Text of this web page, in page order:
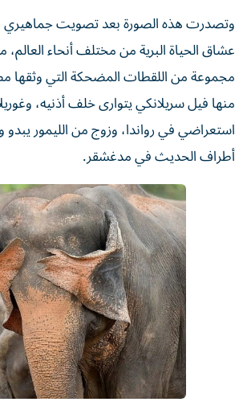
وتصدرت هذه الصورة بعد تصويت
عشاق الحياة البرية من مختلف أنحاء
مجموعة من اللقطات المضحكة التي وثقها
منها فيل سريلانكي يتوارى خلف أذنيه،
استعراضي في رواندا، وزوج من الليمور يبدو
أطراف الحديث في مدغشقر.